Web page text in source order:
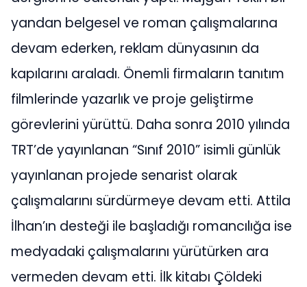
yandan belgesel ve roman çalışmalarına
devam ederken, reklam dünyasının da
kapılarını araladı. Önemli firmaların tanıtım
filmlerinde yazarlık ve proje geliştirme
görevlerini yürüttü. Daha sonra 2010 yılında
TRT’de yayınlanan “Sınıf 2010” isimli günlük
yayınlanan projede senarist olarak
çalışmalarını sürdürmeye devam etti. Attila
İlhan’ın desteği ile başladığı romancılığa ise
medyadaki çalışmalarını yürütürken ara
vermeden devam etti. İlk kitabı Çöldeki